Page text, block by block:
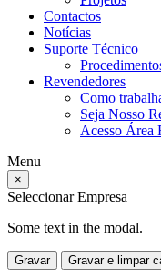
Contactos
Notícias
Suporte Técnico
Revendedores
Como
Seja Nosso
Acesso Área
Menu
×
Seleccionar Empresa
Some text in the modal.
Gravar Gravar e limpar